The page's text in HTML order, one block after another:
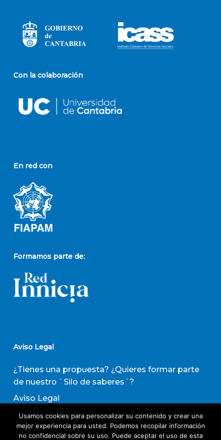
Con la colaboración
En red con
Formamos parte de:
Aviso Legal
¿Tienes una propuesta? ¿Quieres formar parte
de nuestro `Silo de saberes´?
Aviso Legal
Política de privacidad
Política de Transparencia
Usamos cookies para personalizar su contenido y crear una
mejor experiencia para usted. Podemos recopilar información
no confidencial sobre su uso. Puede aceptar el uso de esta